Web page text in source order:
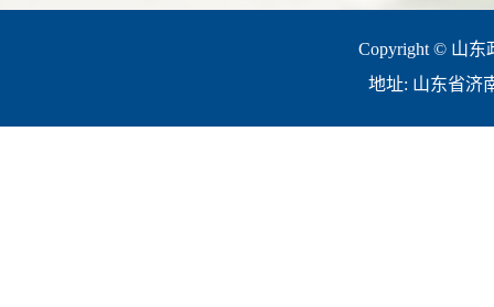
Copyright © 山
地址: 山东省济